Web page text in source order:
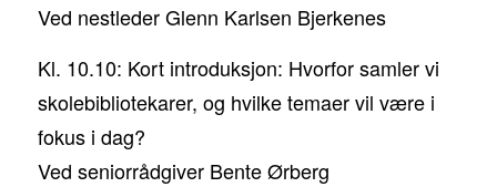
Ved nestleder Glenn Karlsen Bjerkenes
Kl. 10.10: Kort introduksjon: Hvorfor samler vi
skolebibliotekarer, og hvilke temaer vil være i
fokus i dag?
Ved seniorrådgiver Bente Ørberg